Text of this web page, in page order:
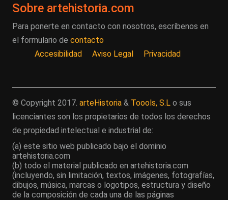
Sobre artehistoria.com
Para ponerte en contacto con nosotros, escríbenos en
el formulario de contacto
Accesibilidad
Aviso Legal Privacidad
© Copyright 2017. arteHistoria & Toools, S.L o sus
licenciantes son los propietarios de todos los derechos
de propiedad intelectual e industrial de:
(a) este sitio web publicado bajo el dominio
artehistoria.com
(b) todo el material publicado en artehistoria.com
(incluyendo, sin limitación, textos, imágenes, fotografías,
dibujos, música, marcas o logotipos, estructura y diseño
de la composición de cada una de las páginas